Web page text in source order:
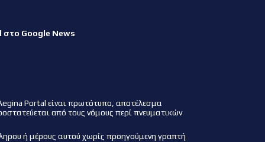
Google News
Portal είναι πρωτότυπο, αποτέλεσμα
από τους νόμους περί πνευματικών
ή μέρους αυτού χωρίς προηγούμενη γραπτή